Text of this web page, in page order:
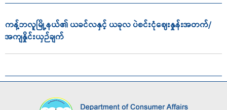
ကန့်ဘလူမြို့နယ်၏ ယခင်လနှင့် ယခုလ ပဲစင်းငုံဈေးနှုန်းအတက်/
အကျနှိုင်းယှဉ်ချက်